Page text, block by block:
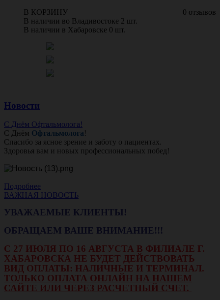
0 отзывов
В КОРЗИНУ
В наличии во Владивостоке 2 шт.
В наличии в Хабаровске 0 шт.
Новости
С Днём Офтальмолога!
С Днём Офтальмолога!
Спасибо за ясное зрение и заботу о пациентах.
Здоровья вам и новых профессиональных побед!
Подробнее
ВАЖНАЯ НОВОСТЬ
УВАЖАЕМЫЕ КЛИЕНТЫ!
ОБРАЩАЕМ ВАШЕ ВНИМАНИЕ!!!
С 27 ИЮЛЯ ПО 16 АВГУСТА В ФИЛИАЛЕ Г.
ХАБАРОВСКА НЕ БУДЕТ ДЕЙСТВОВАТЬ
ВИД ОПЛАТЫ: НАЛИЧНЫЕ И ТЕРМИНАЛ.
ТОЛЬКО ОПЛАТА ОНЛАЙН НА НАШЕМ
САЙТЕ ИЛИ ЧЕРЕЗ РАСЧЕТНЫЙ СЧЕТ.